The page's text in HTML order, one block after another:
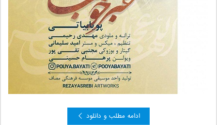
ادامه مطلب و دانلود